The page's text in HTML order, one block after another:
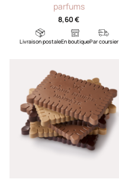
parfums
8,60 €
Livraison postaleEn boutiquePar coursier